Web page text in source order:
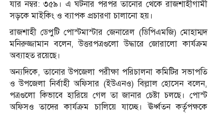
যার নম্বর: ৩৫৯। এ ঘটনার পরপর তানোর থেকে রাজশাহীগামী
সড়কে মাইকিং ও ব্যাপক প্রচারণা চালানো হয়।
রাজশাহী ডেপুটি পোস্টমাস্টার জেনারেল (ডিপিএমজি) মোহাম্মদ
মনিরুজ্জামান বলেন, উত্তরপত্রগুলো উদ্ধারে জোরালো কার্যক্রম
অব্যাহত রয়েছে।
অন্যদিকে, তানোর উপজেলা পরীক্ষা পরিচালনা কমিটির সভাপতি
ও উপজেলা নির্বাহী অফিসার (ইউএনও) বিল্লাল হোসেন বলেন,
পত্রগুলো কিভাবে হারিয়ে গেল তা জানার চেষ্টা চলছে। পোস্ট
অফিসও তাদের কার্যক্রম চালিয়ে যাচ্ছে। ঊর্ধ্বতন কর্তৃপক্ষকে